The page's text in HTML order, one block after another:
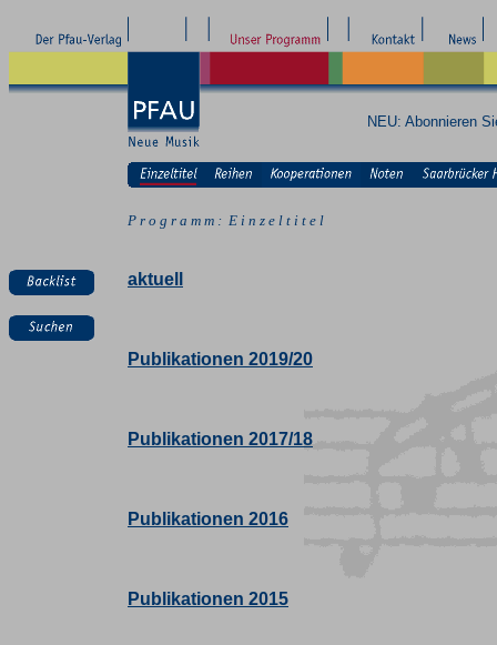
NEU: Abonnieren
P r o g r a m m : E i n z e l t i t e l
aktuell
Publikationen 2019/20
Publikationen 2017/18
Publikationen 2016
Publikationen 2015